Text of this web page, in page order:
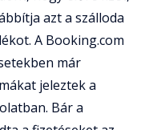
azt a szálloda
A Booking.com
már
jeleztek a
Bár a